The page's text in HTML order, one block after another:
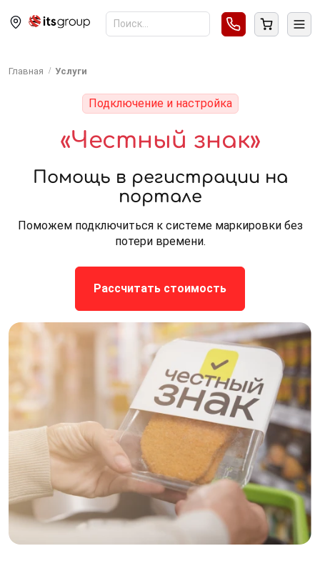
Главная Услуги
Подключение и настройка
«Честный знак»
Помощь в регистрации на
портале
Поможем подключиться к системе маркировки без
потери времени.
Рассчитать стоимость